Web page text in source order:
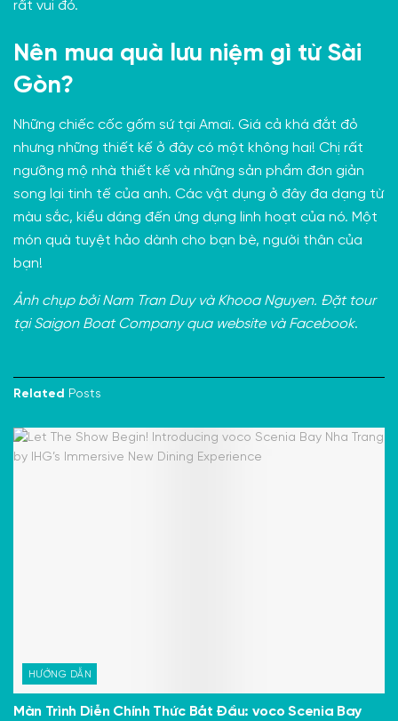
rất vui đó.
Nên mua quà lưu niệm gì từ Sài
Gòn?
Những chiếc cốc gốm sứ tại Amaï. Giá cả khá đắt đỏ
nhưng những thiết kế ở đây có một không hai! Chị rất
ngưỡng mộ nhà thiết kế và những sản phẩm đơn giản
song lại tinh tế của anh. Các vật dụng ở đây đa dạng từ
màu sắc, kiểu dáng đến ứng dụng linh hoạt của nó. Một
món quà tuyệt hảo dành cho bạn bè, người thân của
bạn!
Ảnh chụp bởi Nam Tran Duy và Khooa Nguyen. Đặt tour
tại Saigon Boat Company qua websitevà Facebook.
Related Posts
HƯỚNG DẪN
Màn Trình Diễn Chính Thức Bắt Đầu: voco Scenia Bay